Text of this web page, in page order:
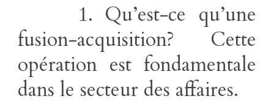
1. Qu’est-ce qu’une
fusion-acquisition? Cette
opération est fondamentale
dans le secteur des affaires.